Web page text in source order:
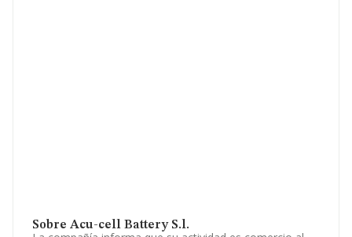
Sobre Acu-cell Battery S.l.